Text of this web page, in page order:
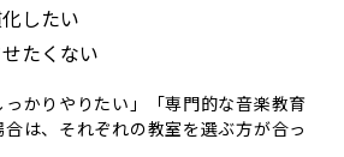
したい
たくない
かりやりたい」「専門的な音楽教育
は、それぞれの教室を選ぶ方が合っ